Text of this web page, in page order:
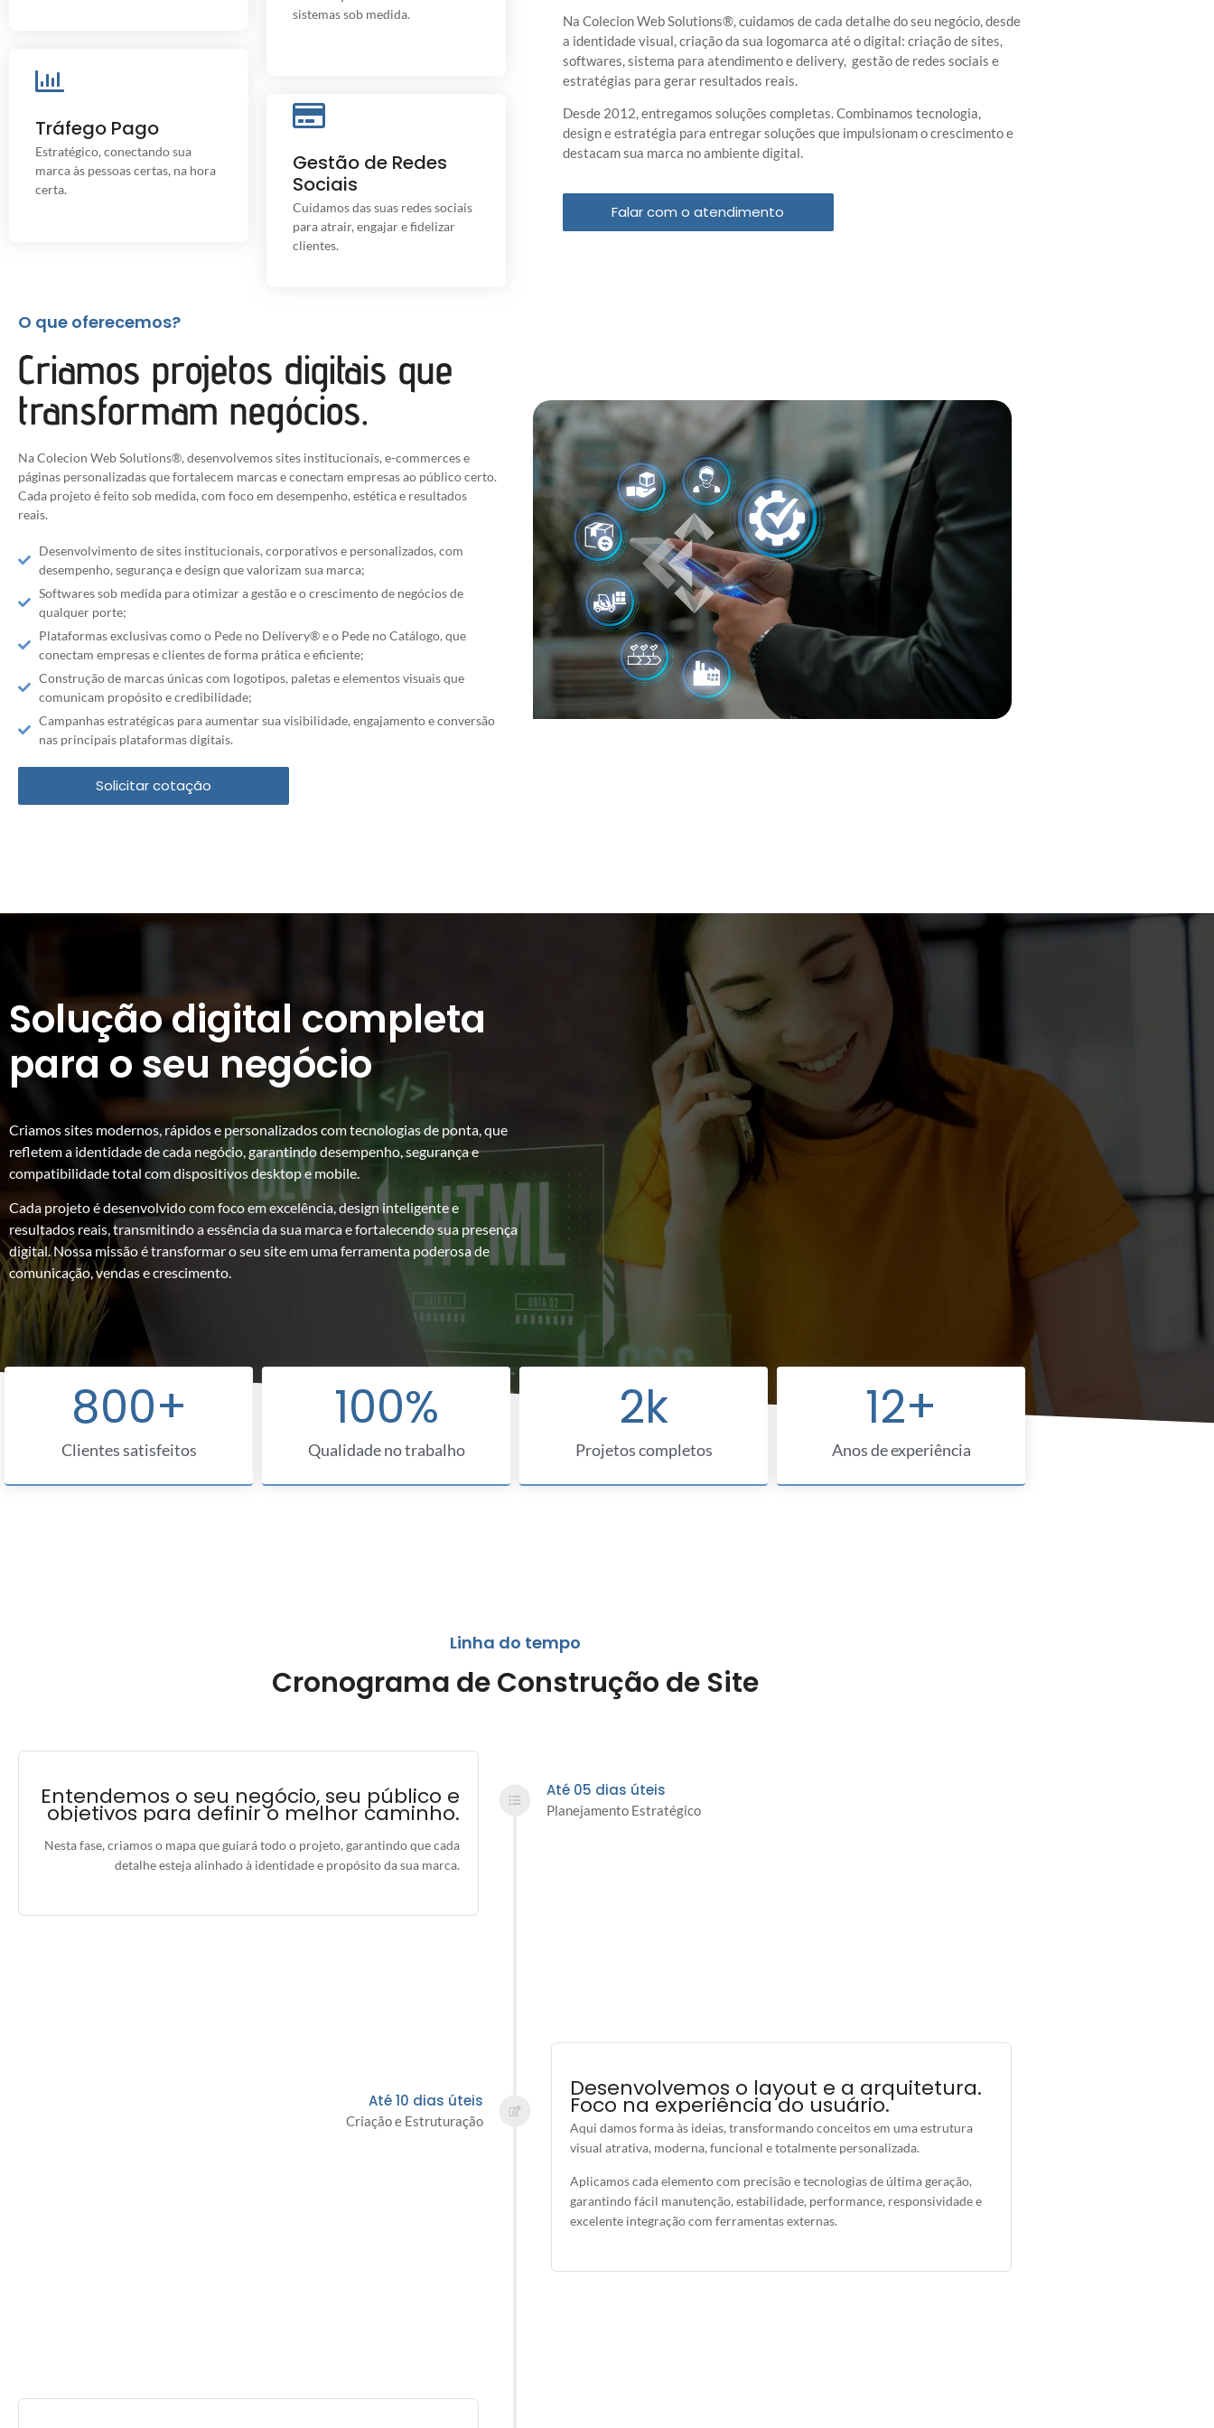
Tráfego Pago
Estratégico, conectando sua
marca às pessoas certas, na hora
certa.
O investimento que gera retorno
real para sua empresa.
sistemas sob medida.
Gestão de Redes
Sociais
Cuidamos das suas redes sociais
para atrair, engajar e fidelizar
clientes.
Gestão completa, conteúdo
criativo e estratégico que gera
resultados.
Na Colecion Web Solutions®, cuidamos de cada detalhe do seu negócio, desde
a identidade visual, criação da sua logomarca até o digital: criação de sites,
softwares, sistema para atendimento e delivery, gestão de redes sociais e
estratégias para gerar resultados reais.
Desde 2012, entregamos soluções completas. Combinamos tecnologia,
design e estratégia para entregar soluções que impulsionam o crescimento e
destacam sua marca no ambiente digital.
Falar com o atendimento
O que oferecemos?
Criamos projetos digitais que
transformam negócios.
NaColecion WebSolutions®, desenvolvemos sites institucionais, e-commercese
páginas personalizadas que fortalecem marcas e conectam empresas ao público certo.
Cada projeto é feito sob medida, com foco em desempenho, estética e resultados
reais.
Desenvolvimento de sites institucionais, corporativos e personalizados, com
desempenho, segurança e design que valorizam sua marca;
Softwares sob medida para otimizar a gestão e o crescimento de negócios de
qualquer porte;
Plataformas exclusivas como o Pede no Delivery® e o Pede no Catálogo, que
conectam empresas e clientes de forma prática e eficiente;
Construção de marcas únicas com logotipos, paletas e elementos visuais que
comunicam propósito e credibilidade;
Campanhas estratégicas para aumentar sua visibilidade, engajamento e conversão
nas principais plataformas digitais.
Solicitar cotação
Solução digital completa
para o seu negócio
Criamos sites modernos, rápidos e personalizados com tecnologias de ponta, que
refletem a identidade de cada negócio, garantindo desempenho, segurança e
compatibilidade total com dispositivos desktop e mobile.
Cada projeto é desenvolvido com foco em excelência, design inteligente e
resultados reais, transmitindo a essência da sua marca e fortalecendo sua presença
digital. Nossa missão é transformar o seu site em uma ferramenta poderosa de
comunicação, vendas e crescimento.
Clientes satisfeitos
800+
Qualidade no trabalho
100%
Projetos completos
2k
Anos de experiência
12+
Linha do tempo
Cronograma de Construção de Site
Até 05 dias úteis
Planejamento Estratégico
Entendemos o seu negócio, seu público e
objetivos para definir o melhor caminho.
Nesta fase, criamos o mapa que guiará todo o projeto, garantindo que cada
detalhe esteja alinhado à identidade e propósito da sua marca.
Até 10 dias úteis
Criação e Estruturação
Desenvolvemos o layout e a arquitetura.
Foco na experiência do usuário.
Aqui damos forma às ideias, transformando conceitos em uma estrutura
visual atrativa, moderna, funcional e totalmente personalizada.
Aplicamoscada elemento com precisão etecnologias de última geração,
garantindo fácil manutenção, estabilidade, performance, responsividade e
excelente integração com ferramentas externas.